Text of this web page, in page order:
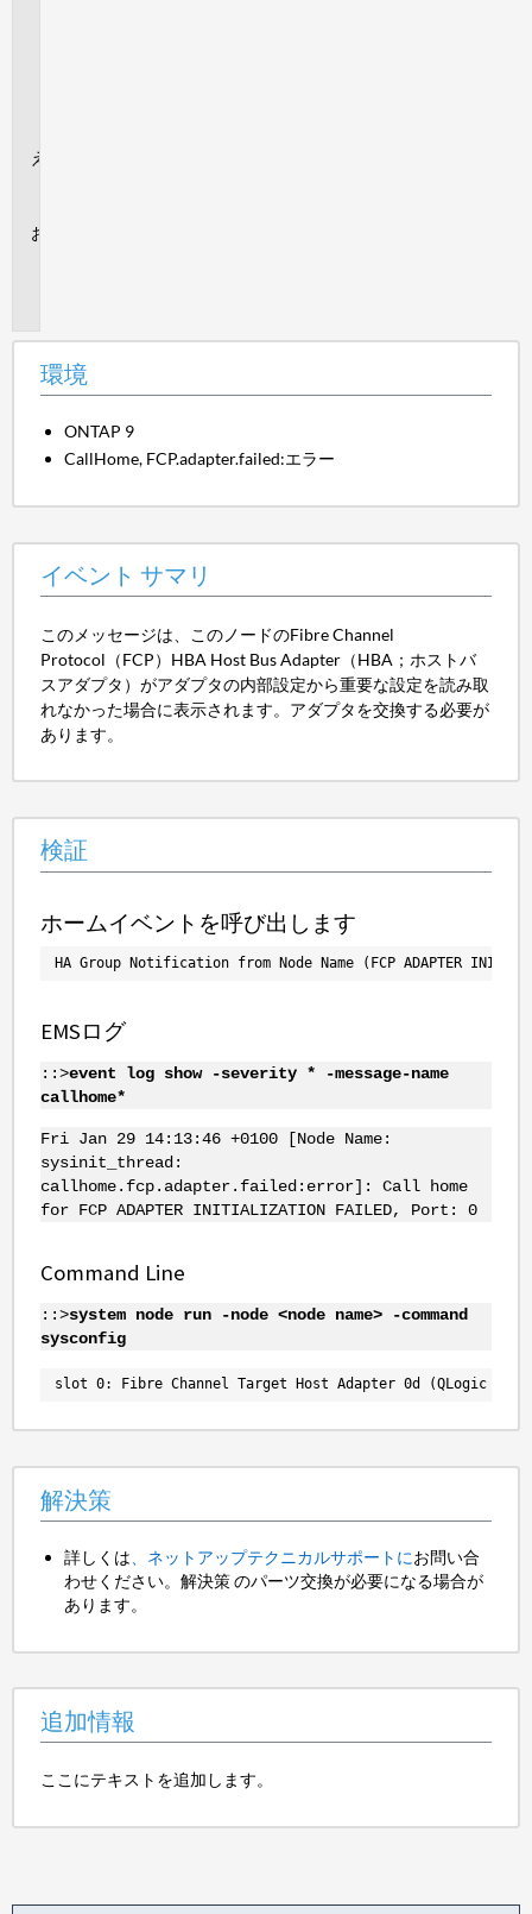
環境
ONTAP 9
CallHome, FCP.adapter.failed:エラー
イベント サマリ
このメッセージは、このノードのFibre Channel
Protocol（FCP）HBA Host Bus Adapter（HBA；ホストバ
スアダプタ）がアダプタの内部設定から重要な設定を読み取
れなかった場合に表示されます。アダプタを交換する必要が
あります。
検証
ホームイベントを呼び出します
HA Group Notification from Node Name (FCP ADAPTER
EMSログ
::>event log show -severity * -message-name
callhome*
Fri Jan 29 14:13:46 +0100 [Node Name:
sysinit_thread:
callhome.fcp.adapter.failed:error]: Call home
for FCP ADAPTER INITIALIZATION FAILED, Port: 0
Command Line
::>system node run -node <node name> -command
sysconfig
slot 0: Fibre Channel Target Host Adapter 0d (QLogic
解決策
詳しくは 、ネットアップテクニカルサポートにお問い合
わせください。解決策 のパーツ交換が必要になる場合が
あります。
追加情報
ここにテキストを追加します。